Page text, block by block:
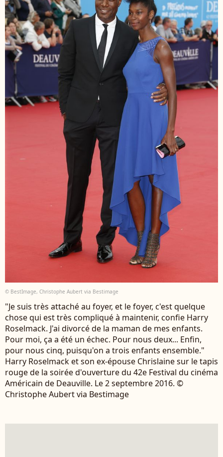
© BestImage, Christophe Aubert via Bestimage
"Je suis très attaché au foyer, et le foyer, c'est quelque
chose qui est très compliqué à maintenir, confie Harry
Roselmack. J'ai divorcé de la maman de mes enfants.
Pour moi, ça a été un échec. Pour nous deux... Enfin,
pour nous cinq, puisqu'on a trois enfants ensemble."
Harry Roselmack et son ex-épouse Chrislaine sur le tapis
rouge de la soirée d'ouverture du 42e Festival du cinéma
Américain de Deauville. Le 2 septembre 2016. ©
Christophe Aubert via Bestimage